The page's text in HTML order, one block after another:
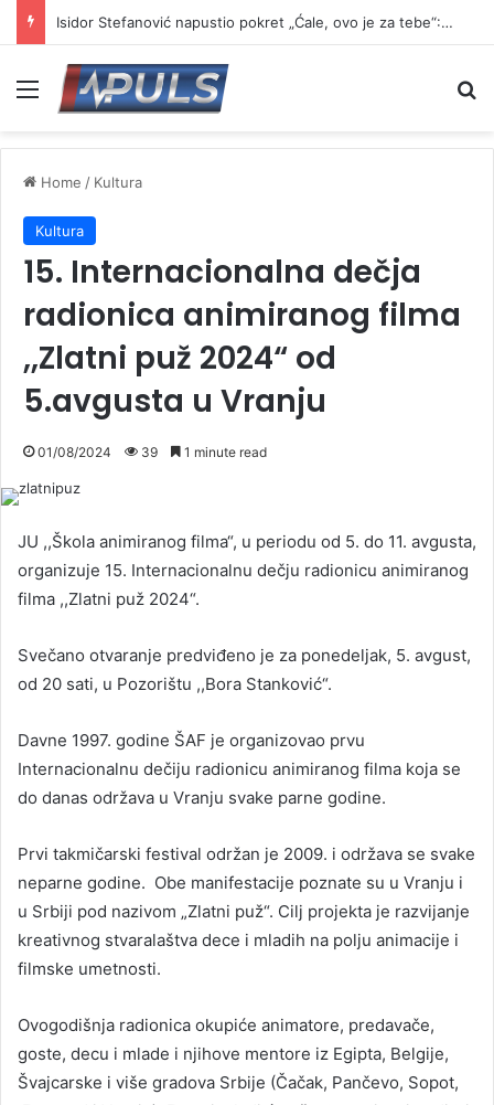
Isidor Stefanović napustio pokret „Ćale, ovo je za tebe“: Najavio formiranje novog pokreta
Menu
Home / Kultura
Kultura
15. Internacionalna dečja
radionica animiranog filma
,,Zlatni puž 2024“ od
5.avgusta u Vranju
01/08/2024 39 1 minute read
JU ,,Škola animiranog filma“, u periodu od 5. do 11. avgusta,
organizuje 15. Internacionalnu dečju radionicu animiranog
filma ,,Zlatni puž 2024“.
Svečano otvaranje predviđeno je za ponedeljak, 5. avgust,
od 20 sati, u Pozorištu ,,Bora Stanković“.
Davne 1997. godine ŠAF je organizovao prvu
Internacionalnu dečiju radionicu animiranog filma koja se
do danas održava u Vranju svake parne godine.
Prvi takmičarski festival održan je 2009. i održava se svake
neparne godine. Obe manifestacije poznate su u Vranju i
u Srbiji pod nazivom „Zlatni puž“. Cilj projekta je razvijanje
kreativnog stvaralaštva dece i mladih na polju animacije i
filmske umetnosti.
Ovogodišnja radionica okupiće animatore, predavače,
goste, decu i mlade i njihove mentore iz Egipta, Belgije,
Švajcarske i više gradova Srbije (Čačak, Pančevo, Sopot,